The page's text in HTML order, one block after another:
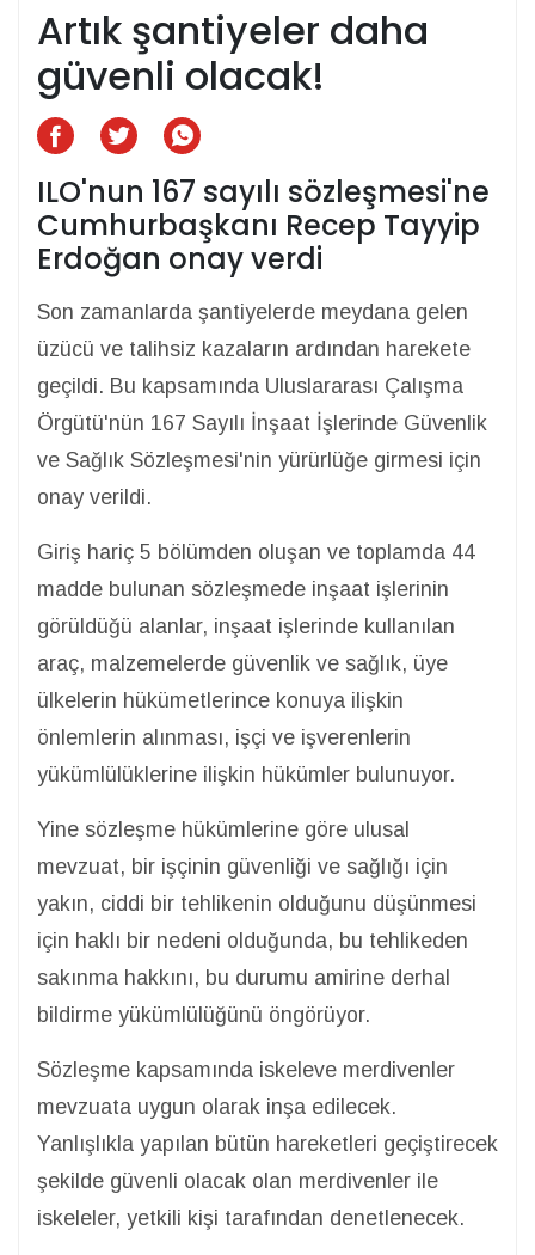
Artık şantiyeler daha
güvenli olacak!
ILO'nun 167 sayılı sözleşmesi'ne
Cumhurbaşkanı Recep Tayyip
Erdoğan onay verdi
Son zamanlarda şantiyelerde meydana gelen
üzücü ve talihsiz kazaların ardından harekete
geçildi. Bu kapsamında Uluslararası Çalışma
Örgütü'nün 167 Sayılı İnşaat İşlerinde Güvenlik
ve Sağlık Sözleşmesi'nin yürürlüğe girmesi için
onay verildi.
Giriş hariç 5 bölümden oluşan ve toplamda 44
madde bulunan sözleşmede inşaat işlerinin
görüldüğü alanlar, inşaat işlerinde kullanılan
araç, malzemelerde güvenlik ve sağlık, üye
ülkelerin hükümetlerince konuya ilişkin
önlemlerin alınması, işçi ve işverenlerin
yükümlülüklerine ilişkin hükümler bulunuyor.
Yine sözleşme hükümlerine göre ulusal
mevzuat, bir işçinin güvenliği ve sağlığı için
yakın, ciddi bir tehlikenin olduğunu düşünmesi
için haklı bir nedeni olduğunda, bu tehlikeden
sakınma hakkını, bu durumu amirine derhal
bildirme yükümlülüğünü öngörüyor.
Sözleşme kapsamında iskeleve merdivenler
mevzuata uygun olarak inşa edilecek.
Yanlışlıkla yapılan bütün hareketleri geçiştirecek
şekilde güvenli olacak olan merdivenler ile
iskeleler, yetkili kişi tarafından denetlenecek.